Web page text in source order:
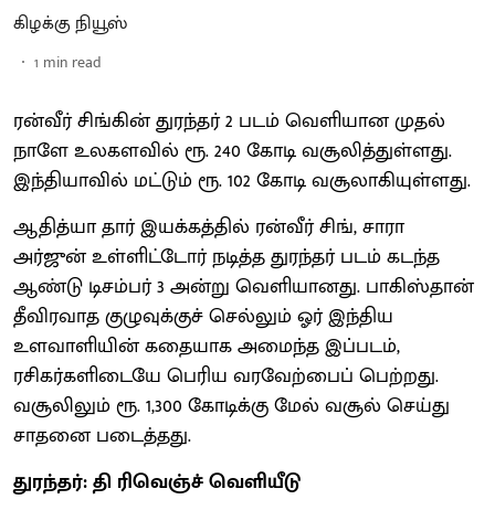
கிழக்கு நியூஸ்
1 min read
ரன்வீர் சிங்கின் துரந்தர் 2 படம் வெளியான முதல்
நாளே உலகளவில் ரூ. 240 கோடி வசூலித்துள்ளது.
இந்தியாவில் மட்டும் ரூ. 102 கோடி வசூலாகியுள்ளது.
ஆதித்யா தார் இயக்கத்தில் ரன்வீர் சிங், சாரா
அர்ஜுன் உள்ளிட்டோர் நடித்த துரந்தர் படம் கடந்த
ஆண்டு டிசம்பர் 3 அன்று வெளியானது. பாகிஸ்தான்
தீவிரவாத குழுவுக்குச் செல்லும் ஓர் இந்திய
உளவாளியின் கதையாக அமைந்த இப்படம்,
ரசிகர்களிடையே பெரிய வரவேற்பைப் பெற்றது.
வசூலிலும் ரூ. 1,300 கோடிக்கு மேல் வசூல் செய்து
சாதனை படைத்தது.
துரந்தர்: தி ரிவெஞ்ச் வெளியீடு